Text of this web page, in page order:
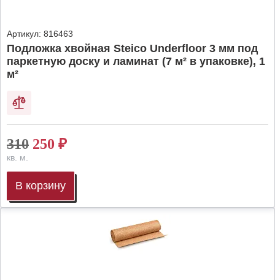
Артикул: 816463
Подложка хвойная Steico Underfloor 3 мм под
паркетную доску и ламинат (7 м² в упаковке), 1
м²
310 250 ₽
кв. м.
В корзину